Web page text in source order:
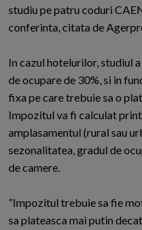
studiu pe patru coduri
conferinta, citata de
In cazul hotelurilor, studiul
de ocupare de 30%, si in
fixa pe care trebuie sa o
Impozitul va fi calculat
amplasamentul (rural sau
sezonalitatea, gradul de
de camere.
”Impozitul trebuie sa fie
sa plateasca mai putin